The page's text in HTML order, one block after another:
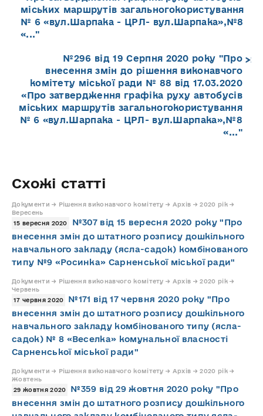
міських маршрутів загальногокористування
№ 6 «вул.Шарпака - ЦРЛ- вул.Шарпака»,№8
«..."
№296 від 19 Серпня 2020 року "Про
внесення змін до рішення виконавчого
комітету міської ради № 88 від 17.03.2020
«Про затвердження графіка руху автобусів
міських маршрутів загальногокористування
№ 6 «вул.Шарпака - ЦРЛ- вул.Шарпака»,№8
«..."
Схожі статті
Документи → Рішення виконавчого комітету → Архів → 2020 рік →
Вересень
15 вересня 2020
№307 від 15 вересня 2020 року "Про
внесення змін до штатного розпису дошкільного
навчального закладу (ясла-садок) комбінованого
типу №9 «Росинка» Сарненської міської ради"
Документи → Рішення виконавчого комітету → Архів → 2020 рік →
Червень
17 червня 2020
№171 від 17 червня 2020 року "Про
внесення змін до штатного розпису дошкільного
навчального закладу комбінованого типу (ясла-
садок) № 8 «Веселка» комунальної власності
Сарненської міської ради"
Документи → Рішення виконавчого комітету → Архів → 2020 рік →
Жовтень
29 жовтня 2020
№359 від 29 жовтня 2020 року "Про
внесення змін до штатного розпису дошкільного